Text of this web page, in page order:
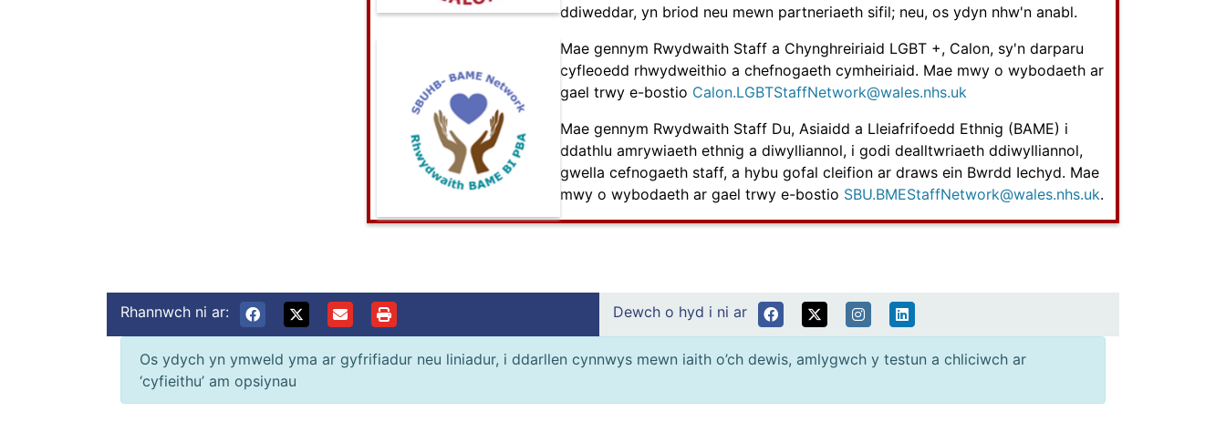
ddiweddar, yn briod neu mewn partneriaeth sifil; neu, os ydyn nhw'n anabl.
Mae gennym Rwydwaith Staff a Chynghreiriaid LGBT +, Calon, sy'n darparu
cyfleoedd rhwydweithio a chefnogaeth cymheiriaid. Mae mwy o wybodaeth ar
gael trwy e-bostio Calon.LGBTStaffNetwork@wales.nhs.uk
Mae gennym Rwydwaith Staff Du, Asiaidd a Lleiafrifoedd Ethnig (BAME) i
ddathlu amrywiaeth ethnig a diwylliannol, i godi dealltwriaeth ddiwylliannol,
gwella cefnogaeth staff, a hybu gofal cleifion ar draws ein Bwrdd Iechyd. Mae
mwy o wybodaeth ar gael trwy e-bostio SBU.BMEStaffNetwork@wales.nhs.uk.
Rhannwch ni ar: Dewch o hyd i ni ar
Os ydych yn ymweld yma ar gyfrifiadur neu liniadur, i ddarllen cynnwys mewn iaith o’ch dewis, amlygwch y testun a chliciwch ar
‘cyfieithu’ am opsiynau